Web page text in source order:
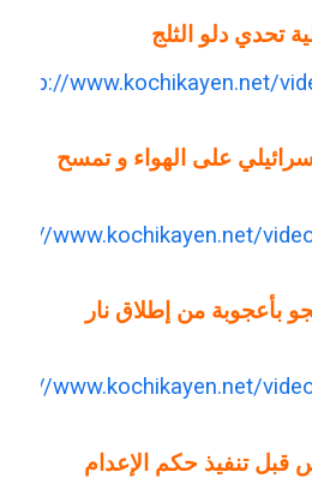
تحدي دلو الثلج
http://www.kochikayen.net/
على الهواء و تمسح
www.kochikayen.net/
بأعجوبة من إطلاق نار
www.kochikayen.net/
تنفيذ حكم الإعدام